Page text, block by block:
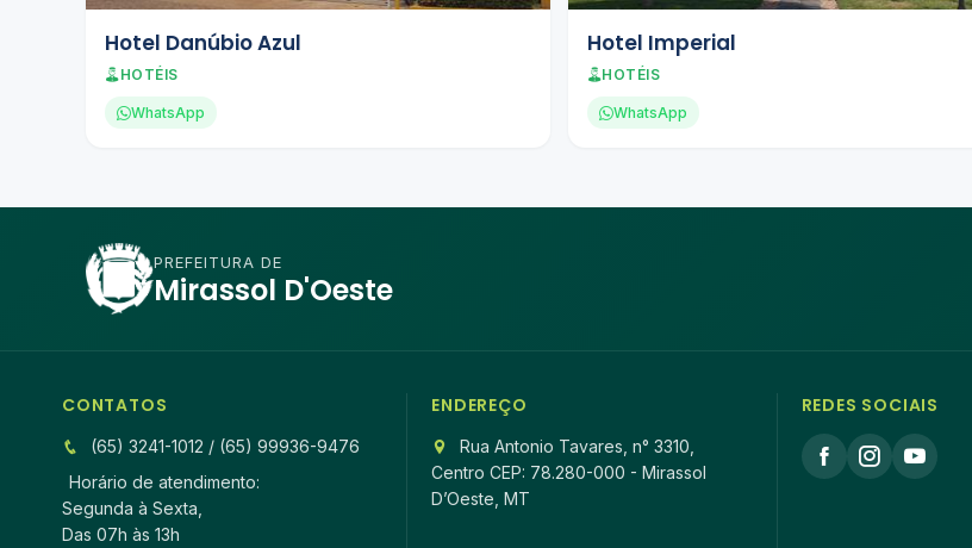
Hotel Danúbio Azul
HOTÉIS
WhatsApp
Hotel Imperial
HOTÉIS
WhatsApp
PREFEITURA DE
Mirassol D'Oeste
CONTATOS
(65) 3241-1012 / (65) 99936-9476
Horário de atendimento:
Segunda à Sexta,
Das 07h às 13h
ENDEREÇO
Rua Antonio Tavares, n° 3310,
Centro CEP: 78.280-000 - Mirassol
D’Oeste, MT
REDES SOCIAIS